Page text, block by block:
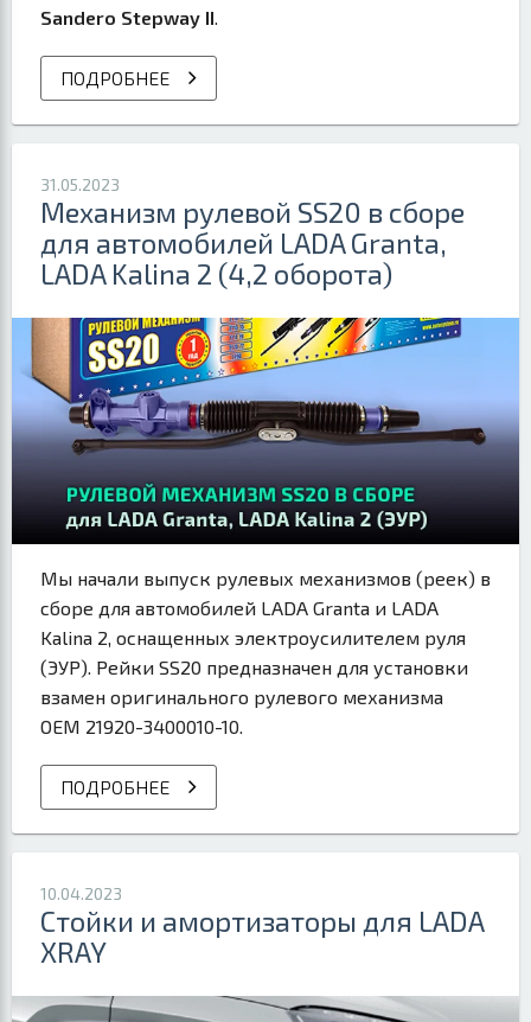
Sandero Stepway II
ПОДРОБНЕЕ
31.05.2023
Механизм рулевой SS20 в сборе
для автомобилей LADA Granta,
LADA Kalina 2 (4,2 оборота)
Мы начали выпуск рулевых механизмов (реек) в
сборе для автомобилей LADA Granta и LADA
Kalina 2, оснащенных электроусилителем руля
(ЭУР). Рейки SS20 предназначен для установки
взамен оригинального рулевого механизма
OEM 21920-3400010-10.
ПОДРОБНЕЕ
10.04.2023
Стойки и амортизаторы для LADA
XRAY